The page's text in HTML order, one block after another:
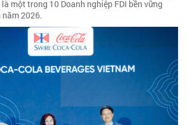
một trong 10 Doanh nghiệp FDI bền vững
năm 2026.